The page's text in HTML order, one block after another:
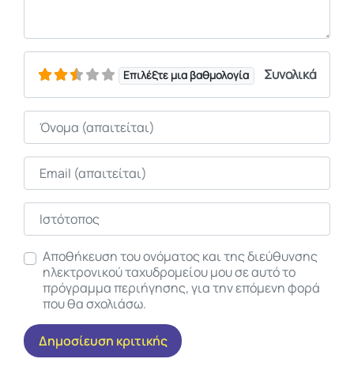
Επιλέξτε μια βαθμολογία Συνολικά
Όνομα
Email
Ιστότοπος
Αποθήκευση του ονόματος και της διεύθυνσης
ηλεκτρονικού ταχυδρομείου μου σε αυτό το
πρόγραμμα περιήγησης, για την επόμενη φορά
που θα σχολιάσω.